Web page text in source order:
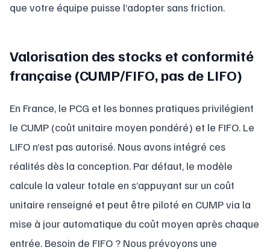
que votre équipe puisse l’adopter sans friction.
Valorisation des stocks et conformité
française (CUMP/FIFO, pas de LIFO)
En France, le PCG et les bonnes pratiques privilégient
le CUMP (coût unitaire moyen pondéré) et le FIFO. Le
LIFO n’est pas autorisé. Nous avons intégré ces
réalités dès la conception. Par défaut, le modèle
calcule la valeur totale en s’appuyant sur un coût
unitaire renseigné et peut être piloté en CUMP via la
mise à jour automatique du coût moyen après chaque
entrée. Besoin de FIFO ? Nous prévoyons une